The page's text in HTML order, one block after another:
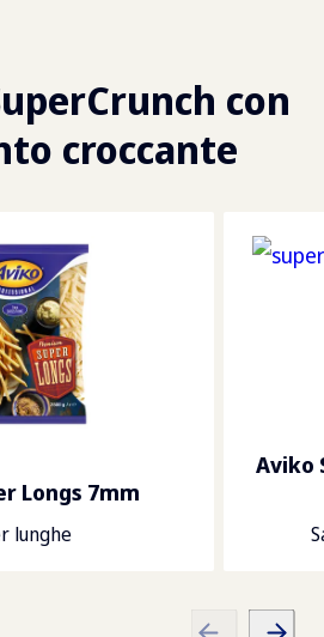
con
croccante
Longs 7mm
lunghe
Aviko